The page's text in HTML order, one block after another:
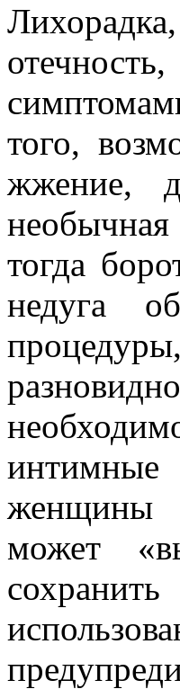
того,
жжение,
тогда
недуга
интимные
женщины
может